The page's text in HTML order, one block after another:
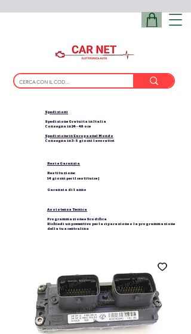
Spedizioni
Spedizione Gratuita in Italia
Consegna in 24 - 48 ore
Spedizione in Europa e nel Mondo
Consegna in 3-5 giorni lavorativi
Resi e Garanzia
Restituzione:
14 giorni per il restituire |
Garanzia di 1 anno
Assistenza Tecnica
Programmazione e Scodifica
Richiedi un preventivo per la riparazione o la programmazione
della tua centralina